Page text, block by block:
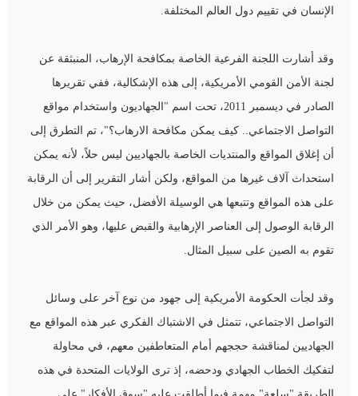
الإنسان في تقييم دول العالم المختلفة.
وقد أشارت اللجنة الفرعية الخاصة بمكافحة الإرهاب، المنبثقة عن
لجنة الأمن القومي الأمريكية، إلى هذه الإشكالية، ففي تقريرها
الصادر في ديسمبر 2011، تحت اسم "الجهاديون واستخدام مواقع
التواصل الاجتماعي.. كيف يمكن مكافحة الارهاب؟"، تم التطرق إلى
أن إغلاق المواقع والمنتديات الخاصة بالجهاديين ليس حلاً، لأنه يمكن
استحداث آلاف غيرها من المواقع، ولكن أشار التقرير إلى أن الرقابة
على هذه المواقع وتتبعها هي الوسيلة الأفضل، حيث يمكن من خلال
الرقابة الوصول إلى العناصر الإرهابية والقبض عليها، وهو الأمر الذي
تقوم به الصين على سبيل المثال.
وقد لجأت الحكومة الأمريكية إلى جهود من نوع آخر على وسائل
التواصل الاجتماعي، تتمثل في الاشتباك الفكري عبر هذه المواقع مع
الجهاديين لمناقشة حججهم أمام المتعاطفين معهم، في محاولة
لتفكيك الخطاب الجهادي ودحضه، إذ ترى الولايات المتحدة في هذه